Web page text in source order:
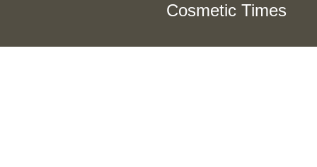
Cosmetic Times